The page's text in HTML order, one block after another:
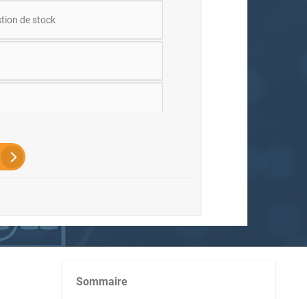
de stock
Sommaire